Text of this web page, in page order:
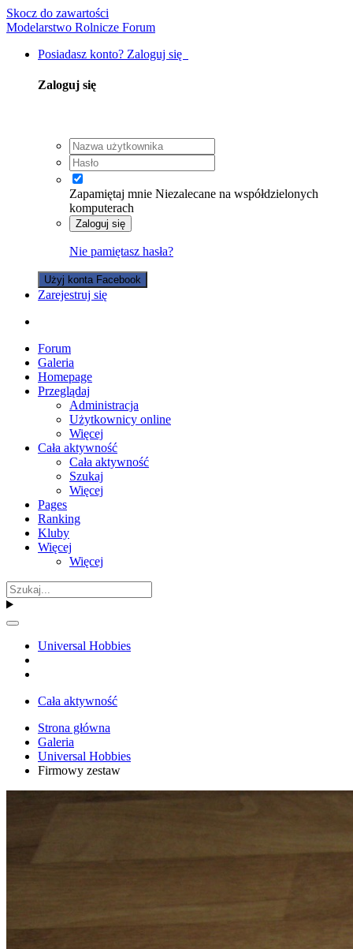
Skocz do zawartości
Modelarstwo Rolnicze Forum
Posiadasz konto? Zaloguj się
Zaloguj się
Zapamiętaj mnie Niezalecane na współdzielonych
komputerach
Zaloguj się
Nie pamiętasz hasła?
Użyj konta Facebook
Zarejestruj się
Forum
Galeria
Homepage
Przeglądaj
Administracja
Użytkownicy online
Więcej
Cała aktywność
Cała aktywność
Szukaj
Więcej
Pages
Ranking
Kluby
Więcej
Więcej
Universal Hobbies
Cała aktywność
Strona główna
Galeria
Universal Hobbies
Firmowy zestaw